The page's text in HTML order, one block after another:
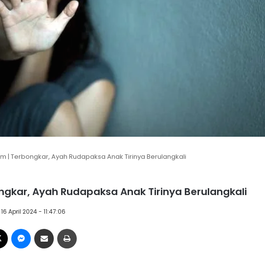
| Terbongkar, Ayah Rudapaksa Anak Tirinya Berulangkali
Ayah Rudapaksa Anak Tirinya Berulangkali
April 2024 - 11:47:06
Messenger
Share via Email